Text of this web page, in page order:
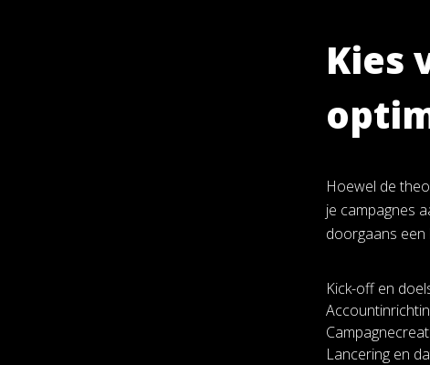
Kies
Hoewel de
je campagnes
doorgaans een
Kick-off en
Lancering en